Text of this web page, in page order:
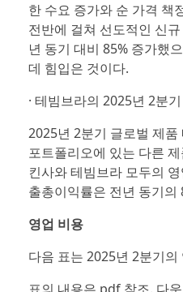
한 수요 증가와 순 가격 책
전반에 걸쳐 선도적인 신
년 동기 대비 85% 증가했
데 힘입은 것이다.
· 테빔브라의 2025년 2분
2025년 2분기 글로벌 제품
포트폴리오에 있는 다른
킨사와 테빔브라 모두의
출총이익률은 전년 동기
영업 비용
다음 표는 2025년 2분기